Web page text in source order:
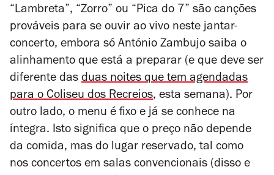
“Lambreta”, “Zorro” ou “Pica do 7” são canções
prováveis para se ouvir ao vivo neste jantar-
concerto, embora só António Zambujo saiba o
alinhamento que está a preparar (e que deve ser
diferente das duas noites que tem agendadas
para o Coliseu dos Recreios, esta semana). Por
outro lado, o menu é fixo e já se conhece na
íntegra. Isto significa que o preço não depende
da comida, mas do lugar reservado, tal como
nos concertos em salas convencionais (disso e